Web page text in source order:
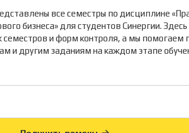
все семестры по дисциплине
бизнеса» для студентов Синергии.
семестров и форм контроля, а мы помогаем
и другим заданиям на каждом этапе